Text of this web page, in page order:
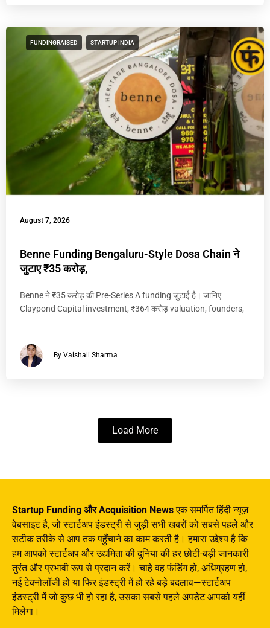
FUNDINGRAISED STARTUP INDIA
August 7, 2026
Benne Funding Bengaluru-Style Dosa Chain ने
जुटाए ₹35 करोड़,
Benne ने ₹35 करोड़ की Pre-Series A funding जुटाई है। जानिए
Claypond Capital investment, ₹364 करोड़ valuation, founders,
By Vaishali Sharma
Load More
Startup Funding और Acquisition Newsएक समर्पित हिंदी न्यूज़
वेबसाइट है, जो स्टार्टअप इंडस्ट्री से जुड़ी सभी खबरों को सबसे पहले और
सटीक तरीके से आप तक पहुँचाने का काम करती है। हमारा उद्देश्य है कि
हम आपको स्टार्टअप और उद्यमिता की दुनिया की हर छोटी-बड़ी जानकारी
तुरंत और प्रभावी रूप से प्रदान करें। चाहे वह फंडिंग हो, अधिग्रहण हो,
नई टेक्नोलॉजी हो या फिर इंडस्ट्री में हो रहे बड़े बदलाव—स्टार्टअप
इंडस्ट्री में जो कुछ भी हो रहा है, उसका सबसे पहले अपडेट आपको यहीं
मिलेगा।